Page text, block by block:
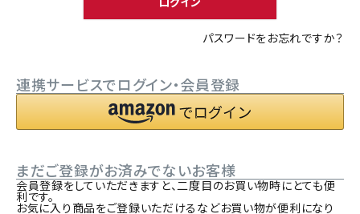
person 新規会員登録
パスワードをお忘れですか？
連携サービスでログイン・会員登録
まだご登録がお済みでないお客様
会員登録をしていただきますと、二度目のお買い物時にとても便
利です。
お気に入り商品をご登録いただけるなどお買い物が便利になり